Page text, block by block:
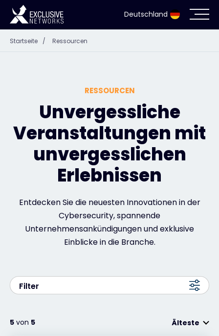
Deutschland
Ressourcen
Unternehmen
Partnerportal
Exclusive Access Anmeldung
Exclusive Access - Erfahren Sie mehr
Startseite / Ressourcen
RESSOURCEN
Unvergessliche
Veranstaltungen mit
unvergesslichen
Erlebnissen
Entdecken Sie die neuesten Innovationen in der
Cybersecurity, spannende
Unternehmensankündigungen und exklusive
Einblicke in die Branche.
Filter
5 von 5 Älteste